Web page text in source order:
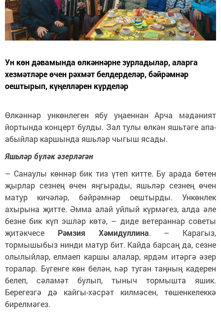
Ун көн дәвамында өлкәннәрне зурладылар, аларга
хезмәтләре өчен рәхмәт белдерделәр, бәйрәмнәр
оештырып, күңелләрен күрделәр
Өлкәннәр ункөнлеген ябу уңаеннан Арча мәдәният
йортында концерт булды. Зал тулы өлкән яшьтәге апа-
абыйлар каршында яшьләр чыгыш ясады.
Яшьләр бүләк әзерләгән
– Санаулы көннәр бик тиз үтеп китте. Бу арада бөтен
җырлар сезнең өчен яңгырады, яшьләр сезнең өчен
матур кичәләр, бәйрәмнәр оештырды. Ункөнлек
ахырына җитте. Әмма алай уйлый күрмәгез, алда әле
безне бик күп эшләр көтә, – диде ветераннар советы
җитәкчесе Рәмзия Хәмидуллина. – Карагыз,
тормышыбыз нинди матур бит. Кайда барсаң да, сезне
олылыйлар, елмаеп каршы алалар, ярдәм итәргә әзер
торалар. Бүгенге көн белән, һәр туган таңның кадерен
белеп, сәламәт булып, тыныч тормышта яшик.
Берегезгә дә кайгы-хәсрәт килмәсен, төшенкелеккә
бирелмәгез.